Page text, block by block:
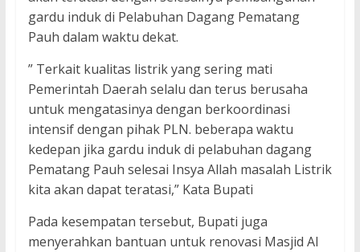
gardu induk di Pelabuhan Dagang Pematang
Pauh dalam waktu dekat.
” Terkait kualitas listrik yang sering mati
Pemerintah Daerah selalu dan terus berusaha
untuk mengatasinya dengan berkoordinasi
intensif dengan pihak PLN. beberapa waktu
kedepan jika gardu induk di pelabuhan dagang
Pematang Pauh selesai Insya Allah masalah Listrik
kita akan dapat teratasi,” Kata Bupati
Pada kesempatan tersebut, Bupati juga
menyerahkan bantuan untuk renovasi Masjid Al